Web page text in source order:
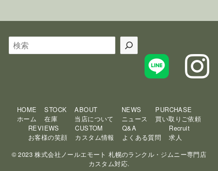
検
索
HOME
ホーム
STOCK
在庫
ABOUT
当店について
NEWS
ニュース
PURCHASE
買い取りご依頼
REVIEWS
お客様の笑顔
CUSTOM
カスタム情報
Q&A
よくある質問
Recruit
求人
© 2023 株式会社ノールエモート 札幌のランクル・ジムニー専門店
カスタム対応.